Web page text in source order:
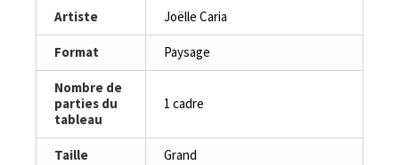
Artiste Joëlle Caria
Format Paysage
Nombre de
parties du
tableau
1 cadre
Taille Grand